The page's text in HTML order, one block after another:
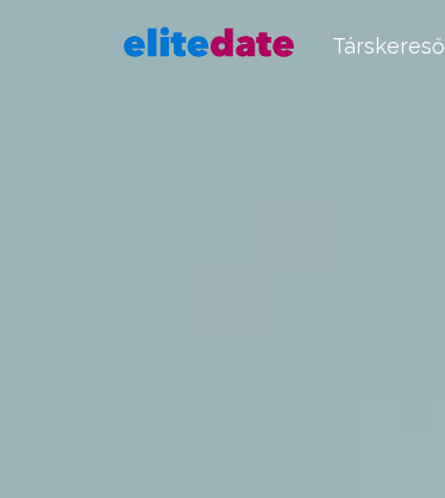
Társkereső